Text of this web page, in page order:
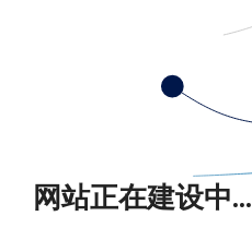
网站正在建设中...